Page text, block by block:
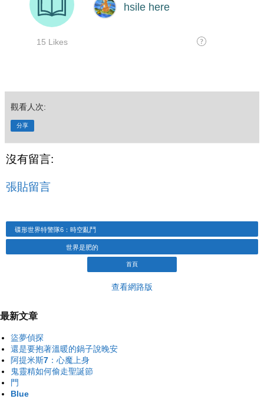
觀看人次:
分享
沒有留言:
張貼留言
碟形世界特警隊6：時空亂鬥
世界是肥的
首頁
查看網路版
最新文章
盜夢偵探
還是要抱著溫暖的鍋子說晚安
阿提米斯7：心魔上身
鬼靈精如何偷走聖誕節
門
Blue